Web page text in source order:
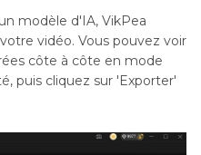
modèle d'IA, VikPea
vidéo. Vous pouvez voir
côte à côte en mode
puis cliquez sur 'Exporter'